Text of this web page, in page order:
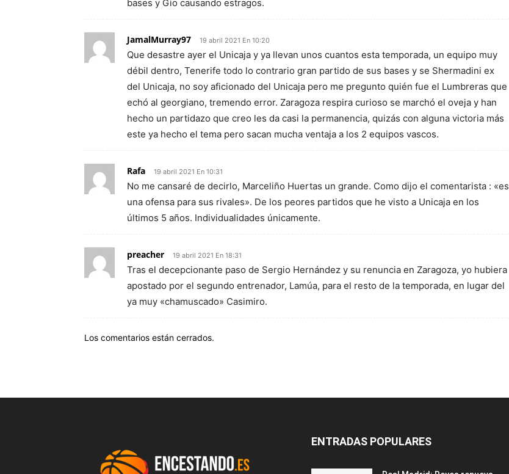
bases y Gio causando estragos.
JamalMurray97 19 abril 2021 En 10:20
Que desastre ayer el Unicaja y ya llevan unos cuantos esta temporada, un equipo muy
débil dentro, Tenerife todo lo contrario gran partido de sus bases y se Shermadini ex
del Unicaja, no soy aficionado del Unicaja pero me pregunto quién fue el Lumbreras que
echó al georgiano, tremendo error. Zaragoza respira curioso se marchó el oveja y han
hecho un partidazo que creo les da casi la permanencia, quizás con alguna victoria más
este ya hecho el tema pero sacan mucha ventaja a los 2 equipos vascos.
Rafa 19 abril 2021 En 10:31
No me cansaré de decirlo, Marceliño Huertas un grande. Como dijo el comentarista : «es
una ofensa para sus rivales». De los peores partidos que he visto a Unicaja en los
últimos 5 años. Individualidades únicamente.
preacher 19 abril 2021 En 18:31
Tras el decepcionante paso de Sergio Hernández y su renuncia en Zaragoza, yo hubiera
apostado por el segundo entrenador, Lamúa, para el resto de la temporada, en lugar del
ya muy «chamuscado» Casimiro.
Los comentarios están cerrados.
ENTRADAS POPULARES